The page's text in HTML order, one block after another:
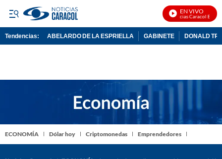
EN VIVO
Noticias Caracol En Vivo
Tendencias: ABELARDO DE LA ESPRIELLA GABINETE DONALD
ECONOMÍA Dólar hoy Criptomonedas Emprendedores